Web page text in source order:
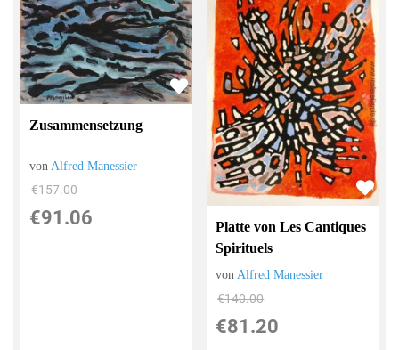
Zusammensetzung
vonAlfred Manessier
€157.00
€91.06
Platte von Les Cantiques
Spirituels
von Alfred Manessier
€140.00
€81.20